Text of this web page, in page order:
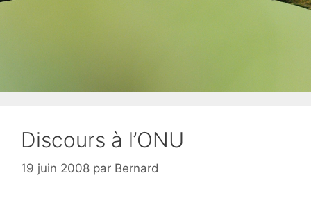
Discours à l’ONU
19 juin 2008 par Bernard